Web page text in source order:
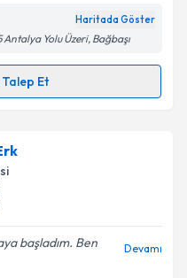
ilişkinAydınlatma
verilerimin belirtilen
ediyorum.
Haritada Göster
Yolu Üzeri, Bağbaşı
Et
uzmandan randevu
e-posta ile
başladım. Ben
Devamı